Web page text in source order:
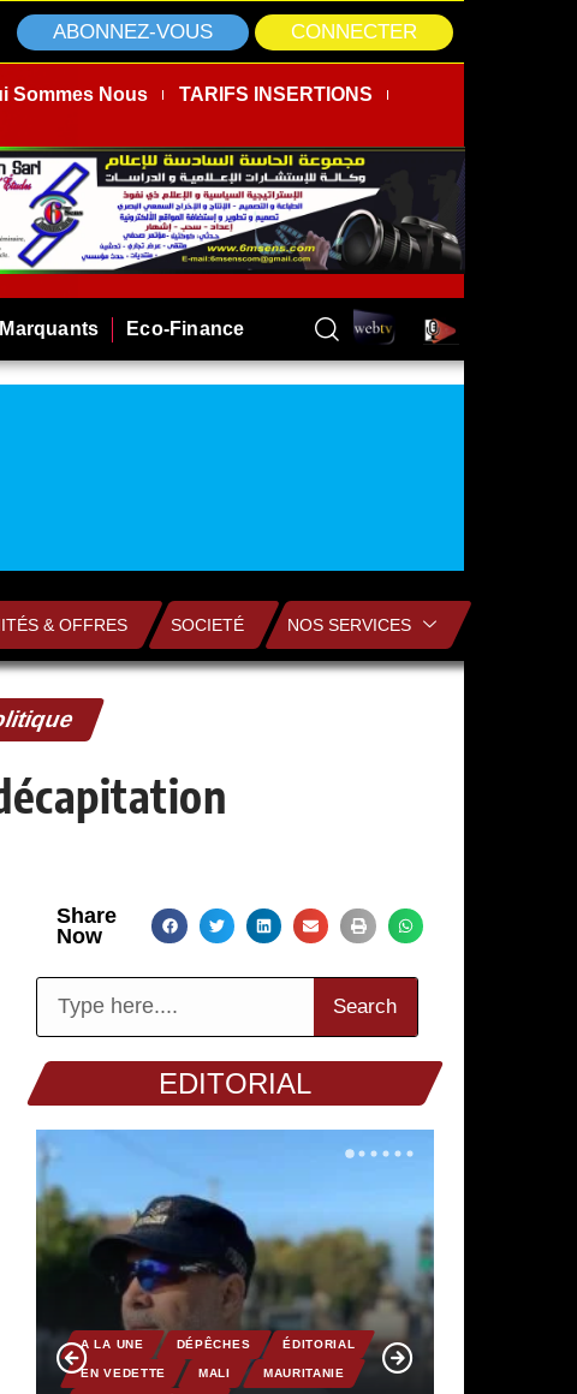
ABONNEZ-VOUS CONNECTER
Sommes Nous
TARIFS INSERTIONS
Eco-Finance
& OFFRES SOCIETÉ NOS SERVICES
Share
Now
Search
EDITORIAL
A LA UNE DÉPÊCHES ÉDITORIAL
EN VEDETTE MALI MAURITANIE